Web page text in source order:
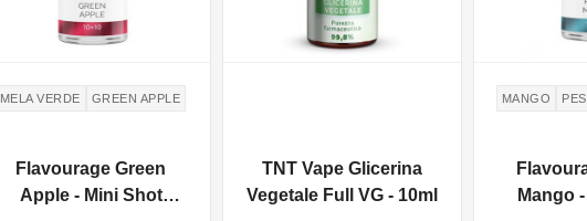
MELA VERDE GREEN APPLE
Flavourage Green
Apple - Mini Shot
TNT Vape Glicerina
Vegetale Full VG - 10ml
MANGO
Mango